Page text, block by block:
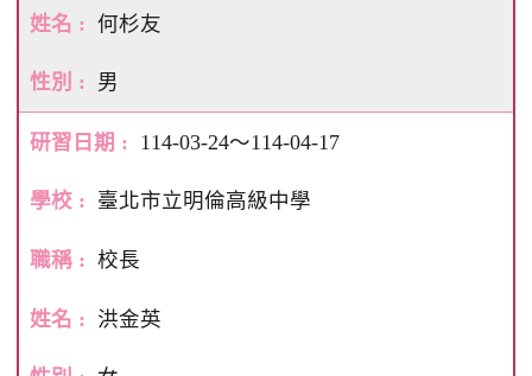
何杉友
男
114-03-24～114-04-17
臺北市立明倫高級中學
校長
洪金英